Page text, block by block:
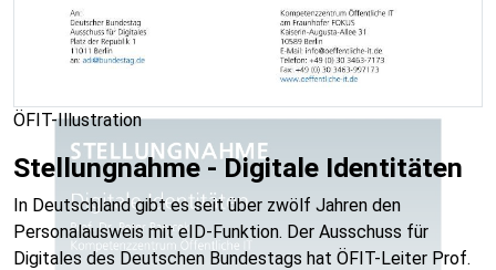
ÖFIT-Illustration
Stellungnahme - Digitale Identitäten
In Deutschland gibt es seit über zwölf Jahren den
Personalausweis mit eID-Funktion. Der Ausschuss für
Digitales des Deutschen Bundestags hat ÖFIT-Leiter Prof.